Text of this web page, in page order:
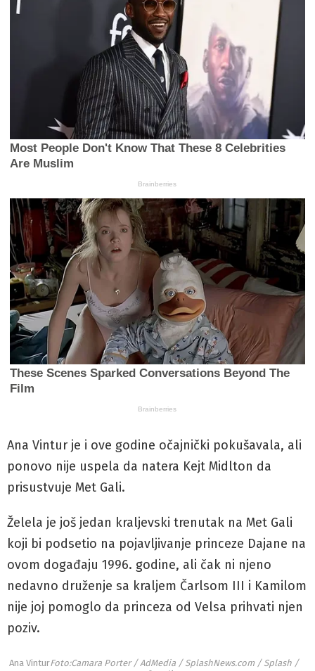
Ana Vintur je i ove godine očajnički pokušavala, ali
ponovo nije uspela da natera Kejt Midlton da
prisustvuje Met Gali.
Želela je još jedan kraljevski trenutak na Met Gali
koji bi podsetio na pojavljivanje princeze Dajane na
ovom događaju 1996. godine, ali čak ni njeno
nedavno druženje sa kraljem Čarlsom III i Kamilom
nije joj pomoglo da princeza od Velsa prihvati njen
poziv.
Ana VinturFoto:Camara Porter / AdMedia / SplashNews.com / Splash /